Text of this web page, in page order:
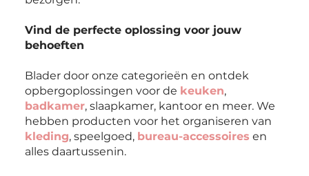
Vind de perfecte oplossing voor jouw
behoeften
Blader door onze categorieën en ontdek
opbergoplossingen voor de keuken,
badkamer, slaapkamer, kantoor en meer. We
hebben producten voor het organiseren van
kleding, speelgoed, bureau-accessoires en
alles daartussenin.